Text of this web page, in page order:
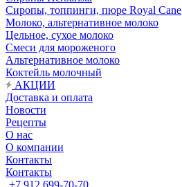
Сиропы, топпинги, пюре Royal Cane
Молоко, альтернативное молоко
Цельное, сухое молоко
Смеси для мороженого
Альтернативное молоко
Коктейль молочный
АКЦИИ
Доставка и оплата
Новости
Рецепты
О нас
О компании
Контакты
Контакты
+7 912 699-70-70